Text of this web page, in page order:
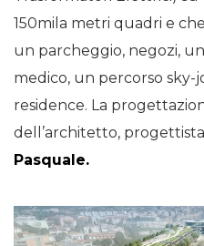
150mila metri quadri e
un parcheggio, negozi,
medico, un percorso
residence. La
dell’architetto,
Pasquale.